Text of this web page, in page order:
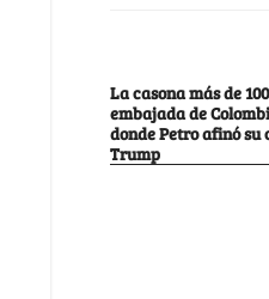
La casona más de
embajada de
donde Petro afinó su
Trump